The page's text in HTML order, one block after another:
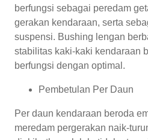
berfungsi sebagai peredam
gerakan kendaraan, serta
suspensi. Bushing lengan
stabilitas kaki-kaki kendaraan
berfungsi dengan optimal.
Pembetulan Per Daun
Per daun kendaraan beroda
meredam pergerakan naik-